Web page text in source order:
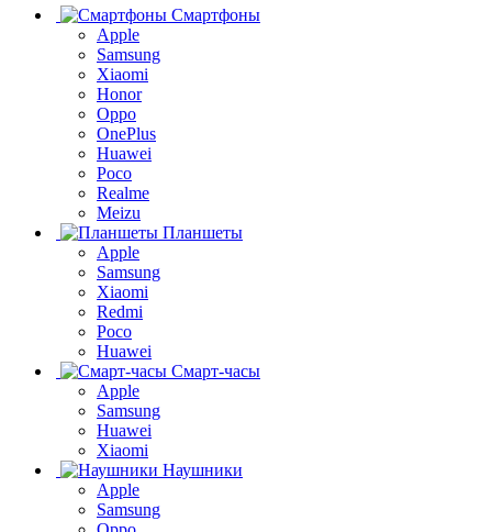
Смартфоны
Apple
Samsung
Xiaomi
Honor
Oppo
OnePlus
Huawei
Poco
Realme
Meizu
Планшеты
Apple
Samsung
Xiaomi
Redmi
Poco
Huawei
Смарт-часы
Apple
Samsung
Huawei
Xiaomi
Наушники
Apple
Samsung